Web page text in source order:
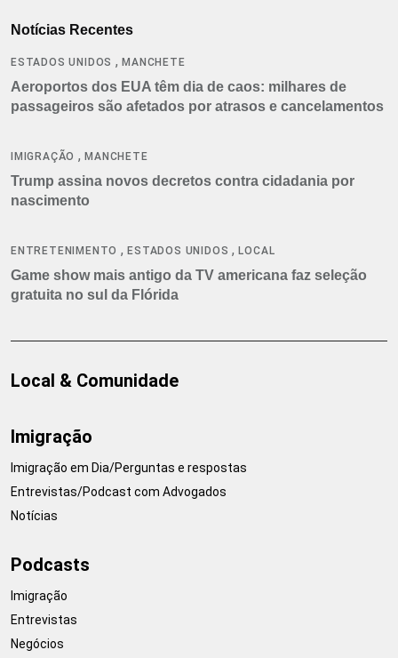
Notícias Recentes
ESTADOS UNIDOS ,MANCHETE
Aeroportos dos EUA têm dia de caos: milhares de
passageiros são afetados por atrasos e cancelamentos
IMIGRAÇÃO ,MANCHETE
Trump assina novos decretos contra cidadania por
nascimento
ENTRETENIMENTO ,ESTADOS UNIDOS ,LOCAL
Game show mais antigo da TV americana faz seleção
gratuita no sul da Flórida
Local & Comunidade
Imigração
Imigração em Dia/Perguntas e respostas
Entrevistas/Podcast com Advogados
Notícias
Podcasts
Imigração
Entrevistas
Negócios